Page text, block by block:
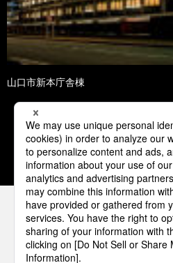
山口市新本庁舎棟
1 2 3
パナソニックの電気設